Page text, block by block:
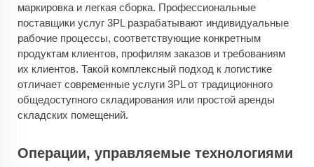
маркировка и легкая сборка. Профессиональные
поставщики услуг 3PL разрабатывают индивидуальные
рабочие процессы, соответствующие конкретным
продуктам клиентов, профилям заказов и требованиям
их клиентов. Такой комплексный подход к логистике
отличает современные услуги 3PL от традиционного
общедоступного складирования или простой аренды
складских помещений.
Операции, управляемые технологиями